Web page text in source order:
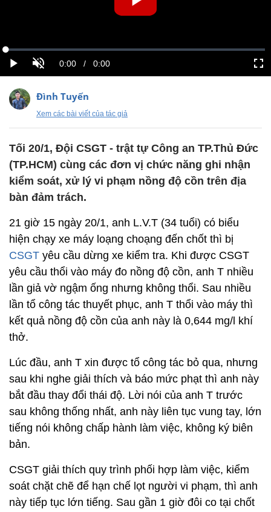
Đình Tuyến
Xem các bài viết của tác giả
Tối 20/1, Đội CSGT - trật tự Công an TP.Thủ Đức
(TP.HCM) cùng các đơn vị chức năng ghi nhận
kiểm soát, xử lý vi phạm nồng độ cồn trên địa
bàn đảm trách.
21 giờ 15 ngày 20/1, anh L.V.T (34 tuổi) có biểu
hiện chạy xe máy loạng choạng đến chốt thì bị
CSGT yêu cầu dừng xe kiểm tra. Khi được CSGT
yêu cầu thổi vào máy đo nồng độ cồn, anh T nhiều
lần giả vờ ngậm ống nhưng không thổi. Sau nhiều
lần tổ công tác thuyết phục, anh T thổi vào máy thì
kết quả nồng độ cồn của anh này là 0,644 mg/l khí
thở.
Lúc đầu, anh T xin được tổ công tác bỏ qua, nhưng
sau khi nghe giải thích và báo mức phạt thì anh này
bắt đầu thay đổi thái độ. Lời nói của anh T trước
sau không thống nhất, anh này liên tục vung tay, lớn
tiếng nói không chấp hành làm việc, không ký biên
bản.
CSGT giải thích quy trình phối hợp làm việc, kiểm
soát chặt chẽ để hạn chế lọt người vi phạm, thì anh
này tiếp tục lớn tiếng. Sau gần 1 giờ đôi co tại chốt